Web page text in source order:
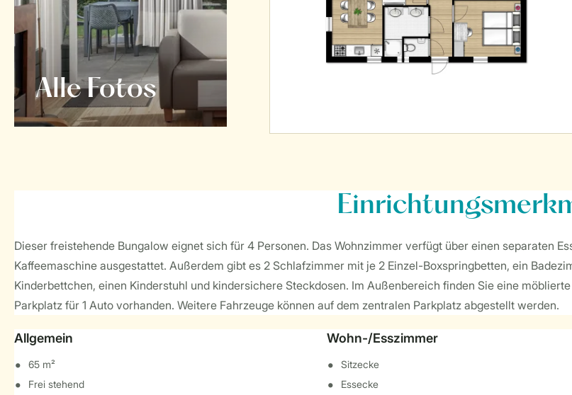
Alle Fotos
Dieser freistehende Bungalow eignet sich für 4 Personen. Das Wohnzimmer verfügt über einen separaten
Kaffeemaschine ausgestattet. Außerdem gibt es 2 Schlafzimmer mit je 2 Einzel-Boxspringbetten, ein
Kinderbettchen, einen Kinderstuhl und kindersichere Steckdosen. Im Außenbereich finden Sie eine
Parkplatz für 1 Auto vorhanden. Weitere Fahrzeuge können auf dem zentralen Parkplatz abgestellt werden.
Allgemein
65 m²
Frei stehend
Wohn-/Esszimmer
Sitzecke
Essecke